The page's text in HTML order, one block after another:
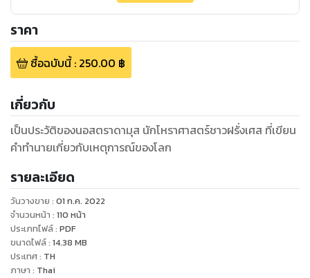
ราคา
ซื้อฉบับนี้: 250.00 ฿
เกี่ยวกับ
เป็นประวัติของนอสตราดามุส นักโหราศาสตร์ชาวฝรั่งเศส ที่เขียน
คำทำนายเกี่ยวกับเหตุการณ์ของโลก
รายละเอียด
วันวางขาย : 01 ก.ค. 2022
จำนวนหน้า : 110 หน้า
ประเภทไฟล์: PDF
ขนาดไฟล์: 14.38 MB
ประเทศ: TH
ภาษา : Thai